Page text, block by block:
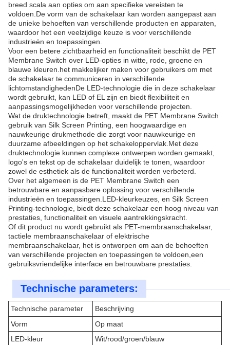
breed scala aan opties om aan specifieke vereisten te
voldoen.De vorm van de schakelaar kan worden aangepast aan
de unieke behoeften van verschillende producten en apparaten,
waardoor het een veelzijdige keuze is voor verschillende
industrieën en toepassingen.
Voor een betere zichtbaarheid en functionaliteit beschikt de PET
Membrane Switch over LED-opties in witte, rode, groene en
blauwe kleuren.het makkelijker maken voor gebruikers om met
de schakelaar te communiceren in verschillende
lichtomstandighedenDe LED-technologie die in deze schakelaar
wordt gebruikt, kan LED of EL zijn en biedt flexibiliteit en
aanpassingsmogelijkheden voor verschillende projecten.
Wat de druktechnologie betreft, maakt de PET Membrane Switch
gebruik van Silk Screen Printing, een hoogwaardige en
nauwkeurige drukmethode die zorgt voor nauwkeurige en
duurzame afbeeldingen op het schakeloppervlak.Met deze
druktechnologie kunnen complexe ontwerpen worden gemaakt,
logo's en tekst op de schakelaar duidelijk te tonen, waardoor
zowel de esthetiek als de functionaliteit worden verbeterd.
Over het algemeen is de PET Membrane Switch een
betrouwbare en aanpasbare oplossing voor verschillende
industrieën en toepassingen.LED-kleurkeuzes, en Silk Screen
Printing-technologie, biedt deze schakelaar een hoog niveau van
prestaties, functionaliteit en visuele aantrekkingskracht.
Of dit product nu wordt gebruikt als PET-membraanschakelaar,
tactiele membraanschakelaar of elektrische
membraanschakelaar, het is ontworpen om aan de behoeften
van verschillende projecten en toepassingen te voldoen,een
gebruiksvriendelijke interface en betrouwbare prestaties.
Technische parameters:
Technische parameter
Beschrijving
Vorm
Op maat
LED-kleur
Wit/rood/groen/blauw